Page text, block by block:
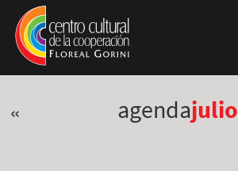
Pasar al contenido principal
Jump to main content
« agendajulio